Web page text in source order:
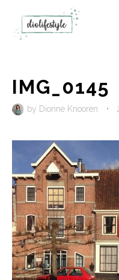
IMG_0145
by Dionne Knooren •